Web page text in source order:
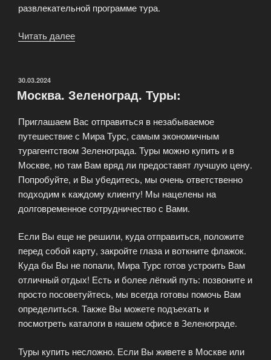
развлекательной программе тура.
Читать далее
ОПУБЛИКОВАНО
30.03.2024
Москва. Зеленоград. Туры:
Приглашаем Вас отправиться в незабываемое
путешествие с Мира Турс, самым экономичным
турагентством Зеленограда. Туры можно купить и в
Москве, но там Вам вряд ли предоставят лучшую цену.
Попробуйте, и Вы убедитесь, мы очень ответственно
подходим к каждому клиенту! Мы нацелены на
долговременное сотрудничество с Вами.
Если Вы еще не решили, куда отправиться, положите
перед собой карту, закройте глаза и воткните флажок.
Куда бы Вы не попали, Мира Турс готов устроить Вам
отличный отдых! Есть и более лёгкий путь: позвоните и
просто посоветуйтесь, мы всегда готовы помочь Вам
определиться. Также Вы можете подъехать и
посмотреть каталоги в нашем офисе в Зеленограде.
Туры купить несложно. Если Вы живете в Москве или